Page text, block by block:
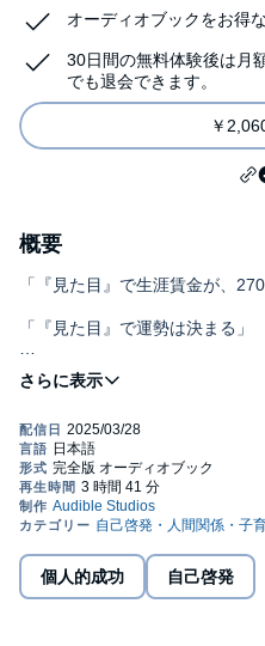
オーディオブックをお得
30日間の無料体験後は月
でも退会できます。
￥
概要
「『見た目』で生涯賃金が、
「『見た目』で運勢は決まる」
本書では、17年間で1万3000人
てきた実例をもとに、どのよう
えれば、運気、運勢がアップす
「見た目が運勢をつくる」は、
かし、幸せに生きるための習慣で
が味方してくれるようになります
個人的成功 自己啓発